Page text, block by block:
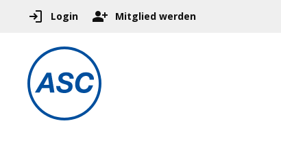
Login Mitglied werden